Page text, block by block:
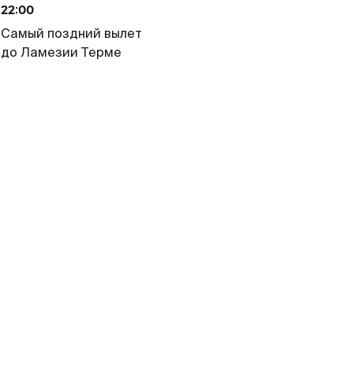
22:00
Самый поздний вылет
до Ламезии Терме